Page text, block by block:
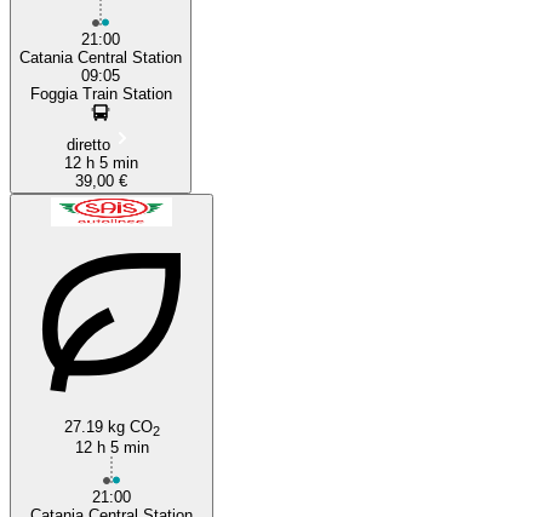
21:00
Catania Central Station
09:05
Foggia Train Station
diretto
12 h 5 min
39,00 €
27.19 kg CO2
12 h 5 min
21:00